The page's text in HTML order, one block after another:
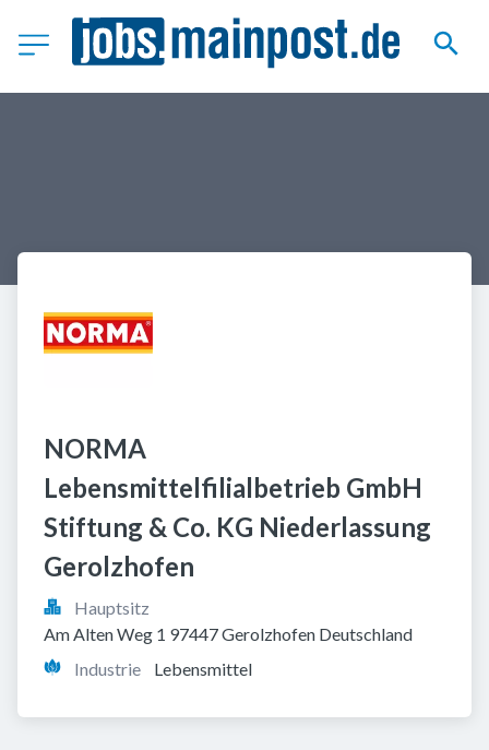
NORMA
Lebensmittelfilialbetrieb GmbH
Stiftung & Co. KG Niederlassung
Gerolzhofen
Hauptsitz
Am Alten Weg 1 97447 Gerolzhofen Deutschland
Industrie
Lebensmittel